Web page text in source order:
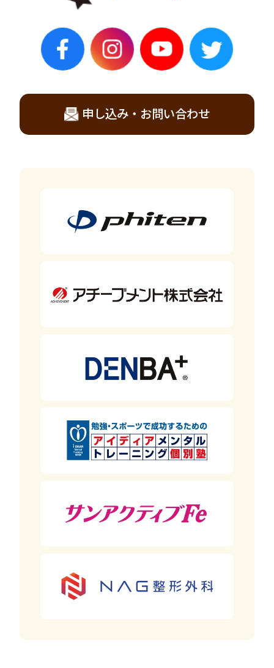
申し込み・お問い合わせ